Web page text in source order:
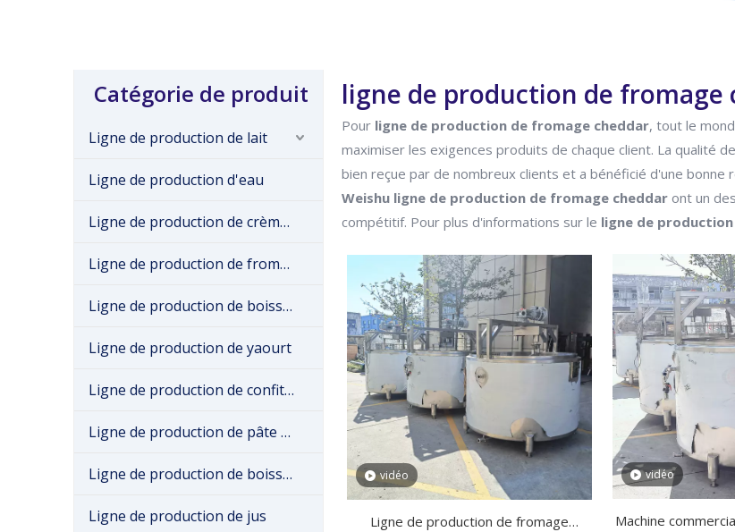
Catégorie de produit
Ligne de production de lait
Ligne de production d'eau
Ligne de production de crème glacée
Ligne de production de fromage
Ligne de production de boissons
Ligne de production de yaourt
Ligne de production de confiture de fruits
Ligne de production de pâte de tomate
Ligne de production de boissons gazeuses
Ligne de production de jus
ligne de production de fromage
Pour ligne de production de fromage cheddar, tout le
maximiser les exigences produits de chaque client. La qualité
bien reçue par de nombreux clients et a bénéficié d'une bonne
Weishu ligne de production de fromage cheddar ont un
compétitif. Pour plus d'informations sur le ligne de
vidéo
Ligne de production de fromage
vidéo
Machine